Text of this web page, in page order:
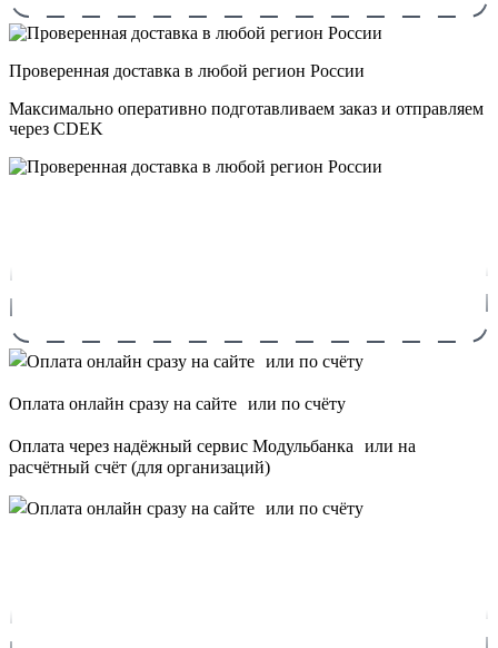
Проверенная доставка в любой регион России
Максимально оперативно подготавливаем заказ и отправляем
через CDEK
Оплата онлайн сразу на сайте или по счёту
Оплата через надёжный сервис Модульбанка или на
расчётный счёт (для организаций)